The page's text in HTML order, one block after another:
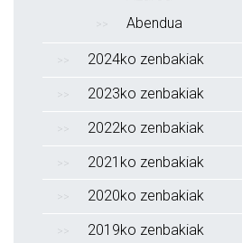
Abendua
2024ko zenbakiak
2023ko zenbakiak
2022ko zenbakiak
2021ko zenbakiak
2020ko zenbakiak
2019ko zenbakiak